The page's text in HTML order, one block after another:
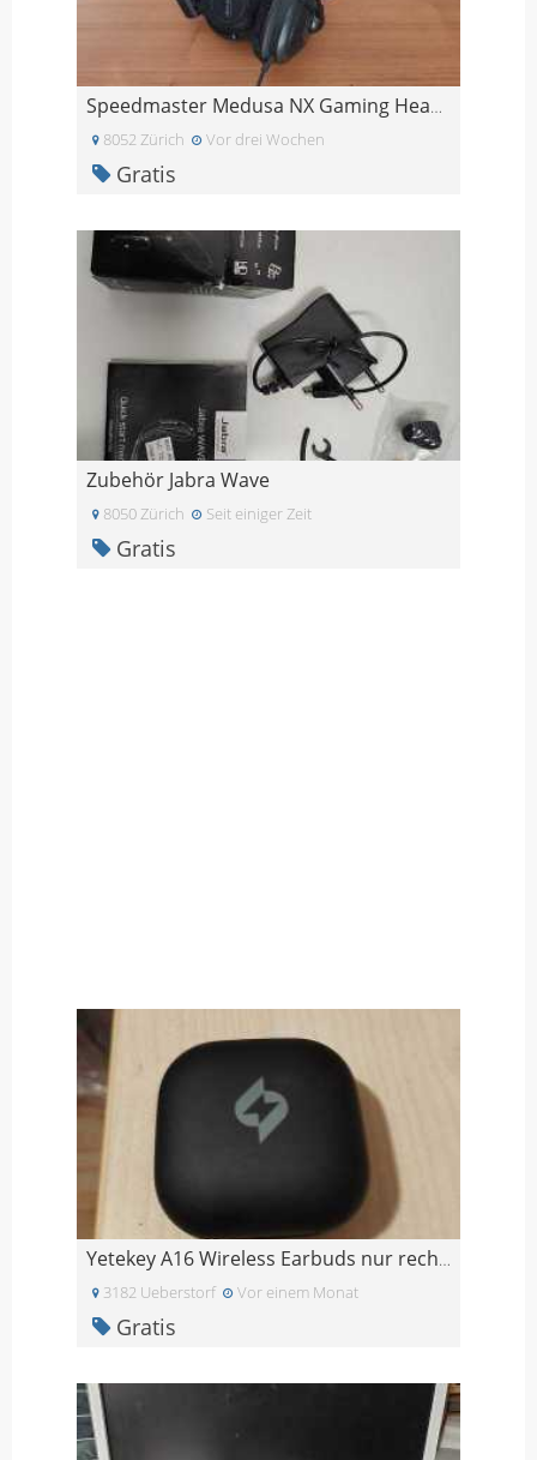
Speedmaster Medusa NX Gaming Headset
8052 Zürich Vor drei Wochen
Gratis
Zubehör Jabra Wave
8050 Zürich Seit einiger Zeit
Gratis
Yetekey A16 Wireless Earbuds nur rechts
3182 Ueberstorf Vor einem Monat
Gratis